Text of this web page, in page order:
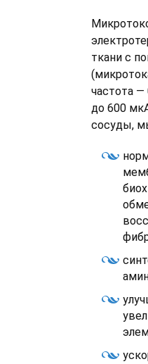
ткани с
частота —
до 600
сосуды,